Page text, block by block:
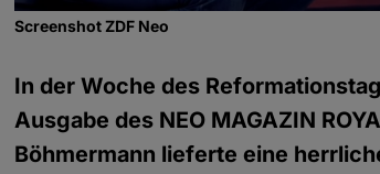
Screenshot ZDF Neo
In der Woche des
Ausgabe des NEO MAGAZIN
Böhmermann lieferte eine